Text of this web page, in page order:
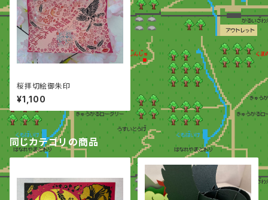
桜拝切絵御朱印
¥1,100
同じカテゴリの商品